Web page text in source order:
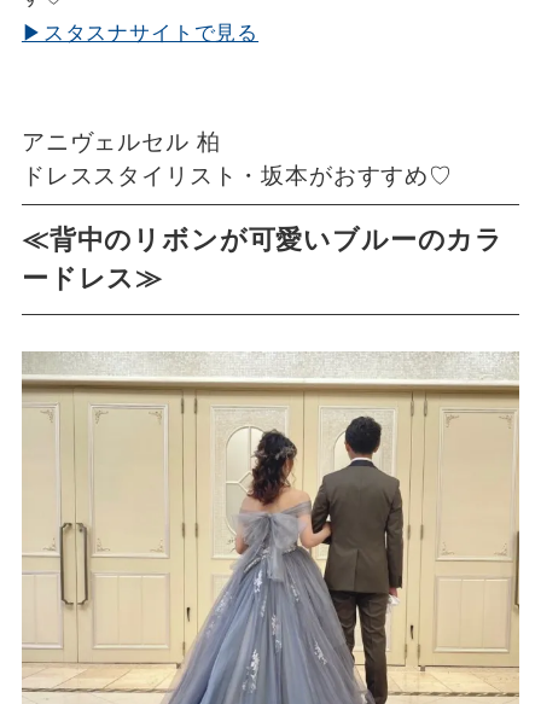
▶スタスナサイトで見る
アニヴェルセル 柏
ドレススタイリスト・坂本がおすすめ♡
≪背中のリボンが可愛いブルーのカラ
ードレス≫